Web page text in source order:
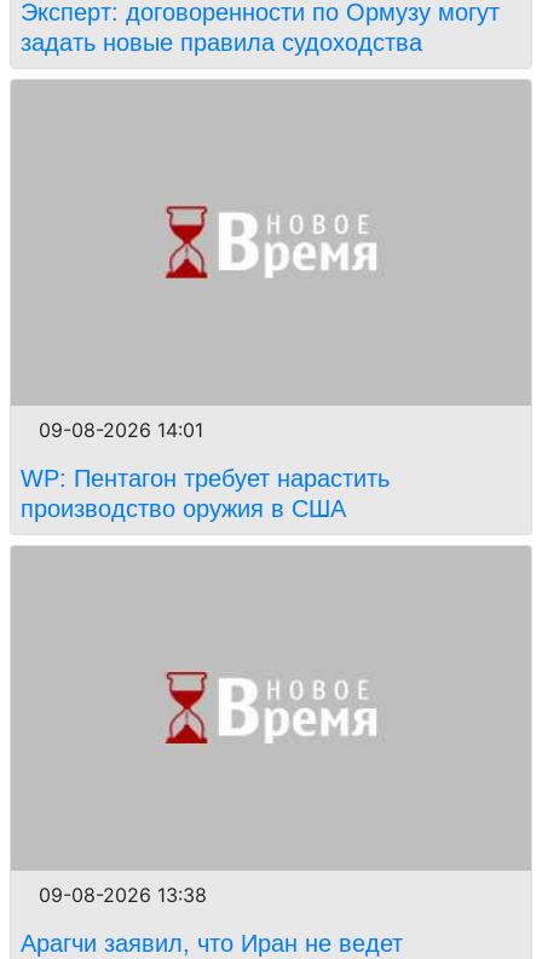
Эксперт: договоренности по Ормузу могут
задать новые правила судоходства
09-08-2026 14:01
WP: Пентагон требует нарастить
производство оружия в США
09-08-2026 13:38
Арагчи заявил, что Иран не ведет